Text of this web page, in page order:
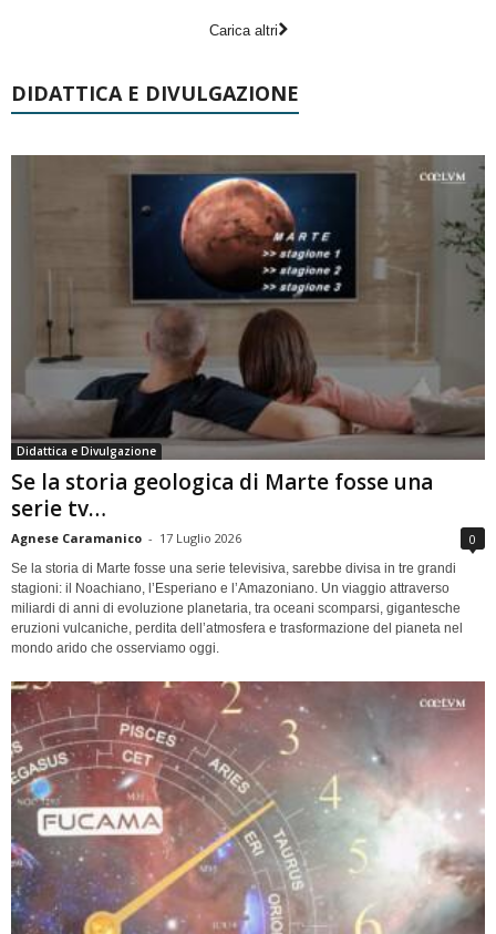
Carica altri
DIDATTICA E DIVULGAZIONE
Didattica e Divulgazione
Se la storia geologica di Marte fosse una
serie tv…
Agnese Caramanico - 17 Luglio 2026 0
Se la storia di Marte fosse una serie televisiva, sarebbe divisa in tre grandi
stagioni: il Noachiano, l’Esperiano e l’Amazoniano. Un viaggio attraverso
miliardi di anni di evoluzione planetaria, tra oceani scomparsi, gigantesche
eruzioni vulcaniche, perdita dell’atmosfera e trasformazione del pianeta nel
mondo arido che osserviamo oggi.